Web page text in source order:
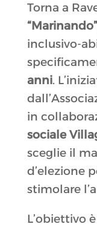
Torna a
“Marinando”
inclusivo-
anni.
in
sociale
sceglie il
d’elezione
stimolare
L’obiettivo